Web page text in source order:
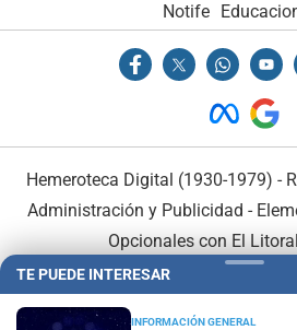
Notife
Hemeroteca Digital (1930-1979) -
Administración y Publicidad -
Opcionales con El Litoral
TE PUEDE INTERESAR
INFORMACIÓN GENERAL